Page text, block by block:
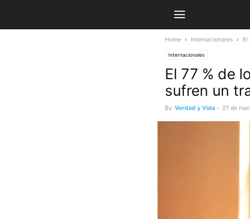
Home Internacionales El
Internacionales
El 77 % de
sufren un
By Verdad y Vida - 27 de